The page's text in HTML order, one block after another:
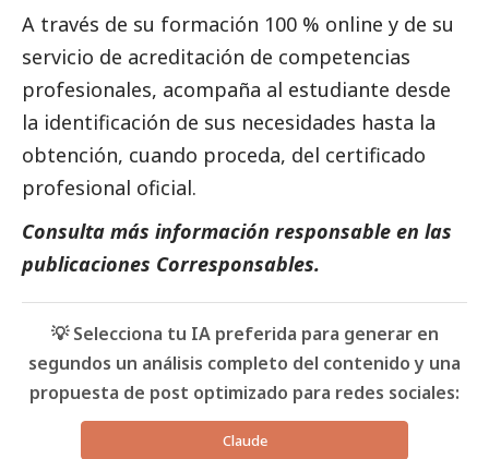
A través de su formación 100 % online y de su
servicio de acreditación de competencias
profesionales, acompaña al estudiante desde
la identificación de sus necesidades hasta la
obtención, cuando proceda, del certificado
profesional oficial.
Consulta más información responsable en las
publicaciones Corresponsables.
💡 Selecciona tu IA preferida para generar en
segundos un análisis completo del contenido y una
propuesta de post optimizado para redes sociales:
Claude